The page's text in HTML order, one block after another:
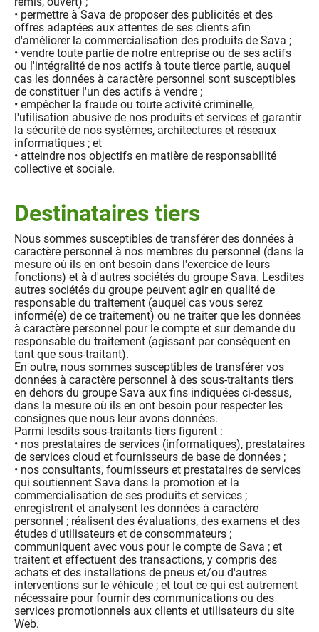
• permettre à Sava de proposer des publicités et des
offres adaptées aux attentes de ses clients afin
d'améliorer la commercialisation des produits de Sava ;
• vendre toute partie de notre entreprise ou de ses actifs
ou l'intégralité de nos actifs à toute tierce partie, auquel
cas les données à caractère personnel sont susceptibles
de constituer l'un des actifs à vendre ;
• empêcher la fraude ou toute activité criminelle,
l'utilisation abusive de nos produits et services et garantir
la sécurité de nos systèmes, architectures et réseaux
informatiques ; et
• atteindre nos objectifs en matière de responsabilité
collective et sociale.
Destinataires tiers
Nous sommes susceptibles de transférer des données à
caractère personnel à nos membres du personnel (dans la
mesure où ils en ont besoin dans l'exercice de leurs
fonctions) et à d'autres sociétés du groupe Sava. Lesdites
autres sociétés du groupe peuvent agir en qualité de
responsable du traitement (auquel cas vous serez
informé(e) de ce traitement) ou ne traiter que les données
à caractère personnel pour le compte et sur demande du
responsable du traitement (agissant par conséquent en
tant que sous-traitant).
En outre, nous sommes susceptibles de transférer vos
données à caractère personnel à des sous-traitants tiers
en dehors du groupe Sava aux fins indiquées ci-dessus,
dans la mesure où ils en ont besoin pour respecter les
consignes que nous leur avons données.
Parmi lesdits sous-traitants tiers figurent :
• nos prestataires de services (informatiques), prestataires
de services cloud et fournisseurs de base de données ;
• nos consultants, fournisseurs et prestataires de services
qui soutiennent Sava dans la promotion et la
commercialisation de ses produits et services ;
enregistrent et analysent les données à caractère
personnel ; réalisent des évaluations, des examens et des
études d'utilisateurs et de consommateurs ;
communiquent avec vous pour le compte de Sava ; et
traitent et effectuent des transactions, y compris des
achats et des installations de pneus et/ou d'autres
interventions sur le véhicule ; et tout ce qui est autrement
nécessaire pour fournir des communications ou des
services promotionnels aux clients et utilisateurs du site
Web.